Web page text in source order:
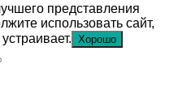
представления
использовать сайт,
Хорошо